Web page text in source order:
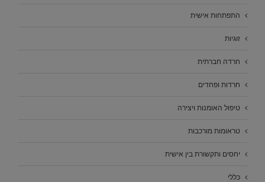
התפתחות אישית
זוגיות
חרדה חברתית
חרדות ופחדים
טיפול האומנות ויצירה
טראומות מורכבות
יחסים ותקשורת בין אישית
כללי